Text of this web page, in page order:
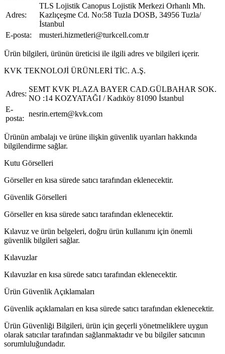
Adres:
TLS Lojistik Canopus Lojistik Merkezi Orhanlı Mh.
Kazlıçeşme Cd. No:58 Tuzla DOSB, 34956 Tuzla/
İstanbul
E-posta:
musteri.hizmetleri@turkcell.com.tr
Ürün bilgileri, ürünün üreticisi ile ilgili adres ve bilgileri içerir.
KVK TEKNOLOJİ ÜRÜNLERİ TİC. A.Ş.
Adres:
SEMT KVK PLAZA BAYER CAD.GÜLBAHAR SOK.
NO :14 KOZYATAĞI / Kadıköy 81090 İstanbul
E-
posta:
nesrin.ertem@kvk.com
Ürünün ambalajı ve ürüne ilişkin güvenlik uyarıları hakkında
bilgilendirme sağlar.
Kutu Görselleri
Görseller en kısa sürede satıcı tarafından eklenecektir.
Güvenlik Görselleri
Görseller en kısa sürede satıcı tarafından eklenecektir.
Kılavuz ve ürün belgeleri, doğru ürün kullanımı için önemli
güvenlik bilgileri sağlar.
Kılavuzlar
Kılavuzlar en kısa sürede satıcı tarafından eklenecektir.
Ürün Güvenlik Açıklamaları
Güvenlik açıklamaları en kısa sürede satıcı tarafından eklenecektir.
Ürün Güvenliği Bilgileri, ürün için geçerli yönetmeliklere uygun
olarak satıcılar tarafından sağlanmaktadır ve bu bilgiler satıcının
sorumluluğundadır.